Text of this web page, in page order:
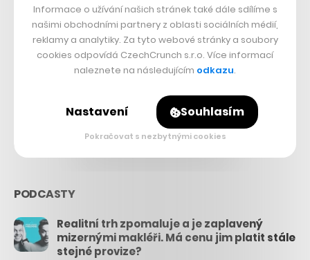
65k
56.4k
PODCASTY
Realitní trh zpomaluje a je zaplavený
mizernými makléři. Má cenu jim platit stále
stejné provize?
Informace o užívání našich stránek také dále sdílíme s
našimi obchodními partnery z oblasti sociálních médií,
reklamy a analytiky. Za tyto webové stránky a soubory
cookies odpovídá CzechCrunch s.r.o. Více informací
naleznete na následujícím odkazu.
Nastavení Souhlasím
Pokračovat s nezbytnými cookies